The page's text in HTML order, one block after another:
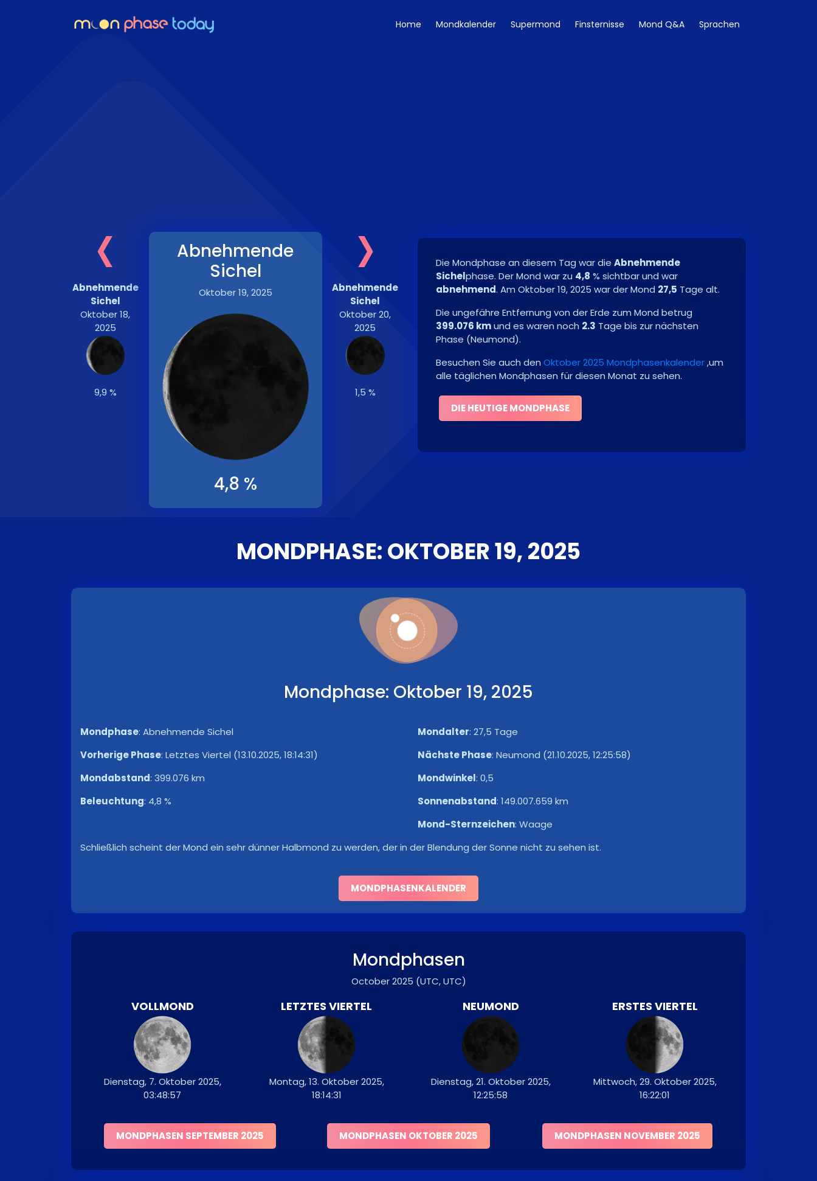
Home Mondkalender Supermond Finsternisse Mond Q&A Sprachen
‹
Abnehmende
Sichel
Oktober 18,
2025
9,9 %
Abnehmende
Sichel
Oktober 19, 2025
4,8 %
›
Abnehmende
Sichel
Oktober 20,
2025
1,5 %
Die Mondphase an diesem Tag war die Abnehmende
Sichelphase. Der Mond war zu 4,8 % sichtbar und war
abnehmend. Am Oktober 19, 2025 war der Mond 27,5 Tage alt.
Die ungefähre Entfernung von der Erde zum Mond betrug
399.076 kmund es waren noch 2.3 Tage bis zur nächsten
Phase (Neumond).
Besuchen Sie auch den Oktober 2025 Mondphasenkalender,um
alle täglichen Mondphasen für diesen Monat zu sehen.
DIE HEUTIGE MONDPHASE
MONDPHASE: OKTOBER 19, 2025
Mondphase: Oktober 19, 2025
Mondphase: Abnehmende Sichel
Vorherige Phase: Letztes Viertel (13.10.2025, 18:14:31)
Mondabstand: 399.076 km
Beleuchtung: 4,8 %
Mondalter: 27,5 Tage
Nächste Phase: Neumond (21.10.2025, 12:25:58)
Mondwinkel: 0,5
Sonnenabstand: 149.007.659 km
Mond-Sternzeichen: Waage
Schließlich scheint der Mond ein sehr dünner Halbmond zu werden, der in der Blendung der Sonne nicht zu sehen ist.
MONDPHASENKALENDER
Mondphasen
October 2025 (UTC, UTC)
VOLLMOND
Dienstag, 7. Oktober 2025,
03:48:57
LETZTES VIERTEL
Montag, 13. Oktober 2025,
18:14:31
NEUMOND
Dienstag, 21. Oktober 2025,
12:25:58
ERSTES VIERTEL
Mittwoch, 29. Oktober 2025,
16:22:01
MONDPHASEN SEPTEMBER 2025 MONDPHASEN OKTOBER 2025 MONDPHASEN NOVEMBER 2025